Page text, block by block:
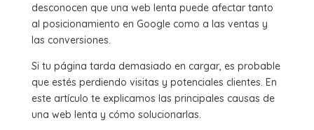
desconocen que una web lenta puede afectar tanto
al posicionamiento en Google como a las ventas y
las conversiones.
Si tu página tarda demasiado en cargar, es probable
que estés perdiendo visitas y potenciales clientes. En
este artículo te explicamos las principales causas de
una web lenta y cómo solucionarlas.